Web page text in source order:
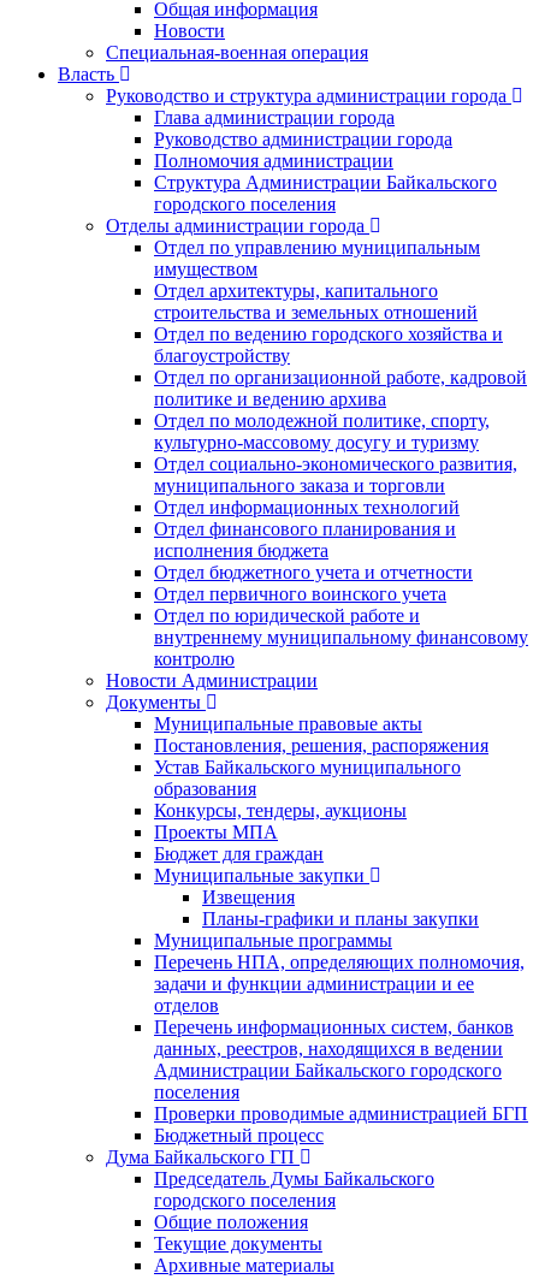
Общая информация
Новости
Специальная-военная операция
Власть
Руководство и структура администрации города
Глава администрации города
Руководство администрации города
Полномочия администрации
Структура Администрации Байкальского
городского поселения
Отделы администрации города
Отдел по управлению муниципальным
имуществом
Отдел архитектуры, капитального
строительства и земельных отношений
Отдел по ведению городского хозяйства и
благоустройству
Отдел по организационной работе, кадровой
политике и ведению архива
Отдел по молодежной политике, спорту,
культурно-массовому досугу и туризму
Отдел социально-экономического развития,
муниципального заказа и торговли
Отдел информационных технологий
Отдел финансового планирования и
исполнения бюджета
Отдел бюджетного учета и отчетности
Отдел первичного воинского учета
Отдел по юридической работе и
внутреннему муниципальному финансовому
контролю
Новости Администрации
Документы
Муниципальные правовые акты
Постановления, решения, распоряжения
Устав Байкальского муниципального
образования
Конкурсы, тендеры, аукционы
Проекты МПА
Бюджет для граждан
Муниципальные закупки
Извещения
Планы-графики и планы закупки
Муниципальные программы
Перечень НПА, определяющих полномочия,
задачи и функции администрации и ее
отделов
Перечень информационных систем, банков
данных, реестров, находящихся в ведении
Администрации Байкальского городского
поселения
Проверки проводимые администрацией БГП
Бюджетный процесс
Дума Байкальского ГП
Председатель Думы Байкальского
городского поселения
Общие положения
Текущие документы
Архивные материалы